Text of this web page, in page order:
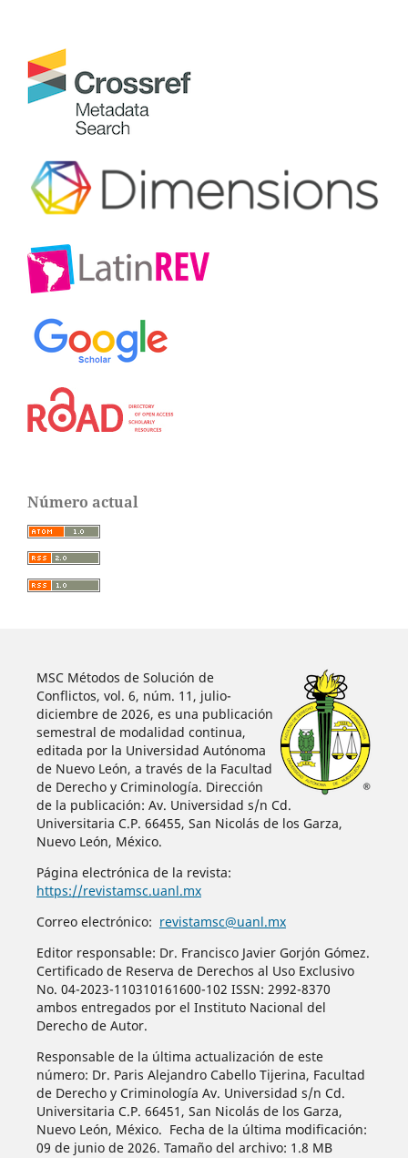
Número actual
MSC Métodos de Solución de
Conflictos, vol. 6, núm. 11, julio-
diciembre de 2026, es una publicación
semestral de modalidad continua,
editada por la Universidad Autónoma
de Nuevo León, a través de la Facultad
de Derecho y Criminología. Dirección
de la publicación: Av. Universidad s/n Cd.
Universitaria C.P. 66455, San Nicolás de los Garza,
Nuevo León, México.
Página electrónica de la revista:
https://revistamsc.uanl.mx
Correo electrónico: revistamsc@uanl.mx
Editor responsable: Dr. Francisco Javier Gorjón Gómez.
Certificado de Reserva de Derechos al Uso Exclusivo
No. 04-2023-110310161600-102 ISSN: 2992-8370
ambos entregados por el Instituto Nacional del
Derecho de Autor.
Responsable de la última actualización de este
número: Dr. Paris Alejandro Cabello Tijerina, Facultad
de Derecho y Criminología Av. Universidad s/n Cd.
Universitaria C.P. 66451, San Nicolás de los Garza,
Nuevo León, México. Fecha de la última modificación:
09 de junio de 2026. Tamaño del archivo: 1.8 MB